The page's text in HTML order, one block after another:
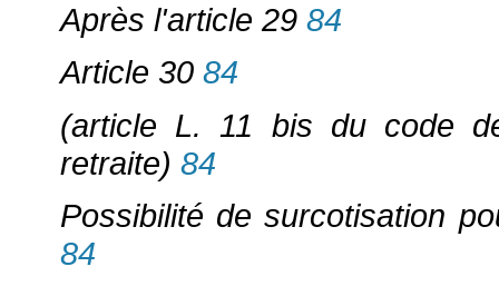
Après l'article 29 84
Article 30 84
(article L. 11 bis du code
retraite) 84
Possibilité de surcotisation
84